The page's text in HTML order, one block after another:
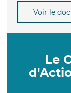
Voir le
Le